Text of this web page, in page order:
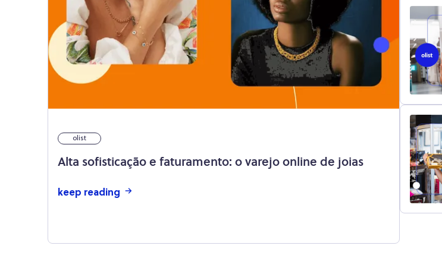
olist
Alta sofisticação e faturamento: o varejo online de joias
keep reading